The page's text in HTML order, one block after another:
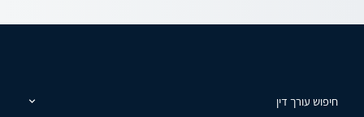
חיפוש עורך דין